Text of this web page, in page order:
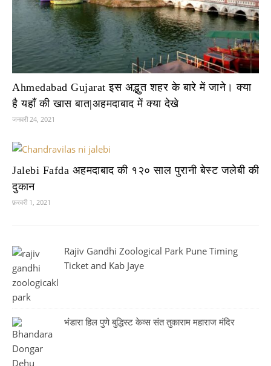
Ahmedabad Gujarat इस अद्भुत शहर के बारे में जाने। क्या
है यहाँ की खास बात|अहमदाबाद में क्या देखे
जनवरी 24, 2021
Jalebi Fafda अहमदाबाद की १२० साल पुरानी बेस्ट जलेबी की
दुकान
फ़रवरी 1, 2021
Rajiv Gandhi Zoological Park Pune Timing
Ticket and Kab Jaye
भंडारा हिल पुणे बुद्धिस्ट केव्स संत तुकाराम महाराज मंदिर